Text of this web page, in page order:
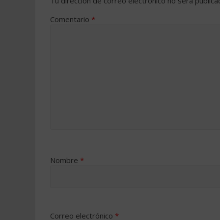
Comentario *
Nombre *
Correo electrónico *